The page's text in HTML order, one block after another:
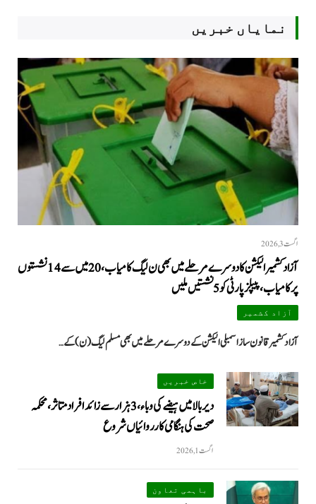
نمایاں خبریں
اگست 3, 2026
آزاد کشمیر الیکشن کا دوسرے مرحلے میں بھی ن لیگ کامیاب، 20 میں سے 14 نشستوں
پر کامیاب، پیپلزپارٹی کو 5 نشستیں ملیں
آزاد کشمیر
آزاد کشمیر قانون ساز اسمبلی الیکشن کے دوسرے مرحلے میں بھی مسلم لیگ (ن) کے…
خاص خبریں
دیر بالا میں ہیضے کی وباء، 3 ہزار سے زائد افراد متاثر، محکمہ
صحت کی ہنگامی کارروائیاں شروع
اگست 1, 2026
باہمی تعاون